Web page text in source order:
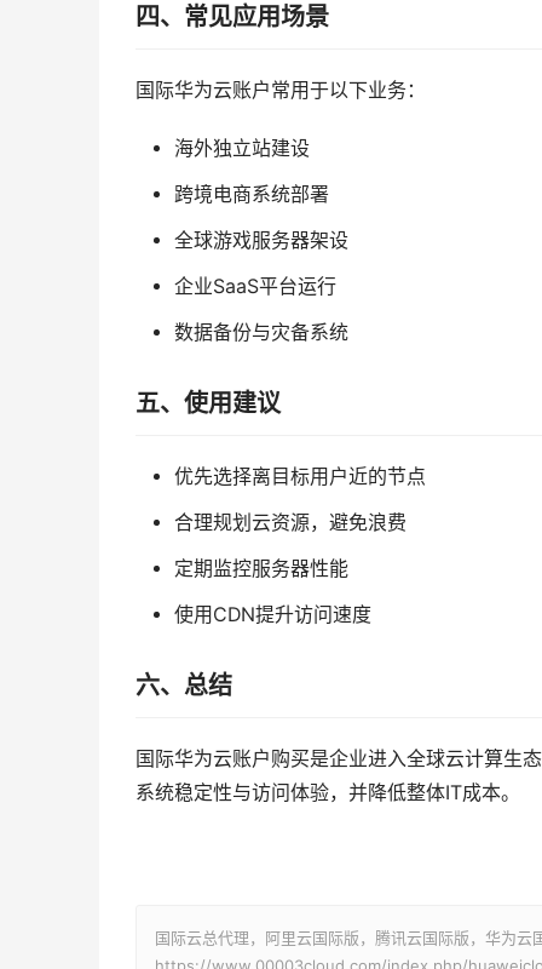
四、常见应用场景
国际华为云账户常用于以下业务：
海外独立站建设
跨境电商系统部署
全球游戏服务器架设
企业SaaS平台运行
数据备份与灾备系统
五、使用建议
优先选择离目标用户近的节点
合理规划云资源，避免浪费
定期监控服务器性能
使用CDN提升访问速度
六、总结
国际华为云账户购买是企业进入全球云计算生
系统稳定性与访问体验，并降低整体IT成本。
国际云总代理，阿里云国际版，腾讯云国际版，华为
https://www.00003cloud.com/index.php/